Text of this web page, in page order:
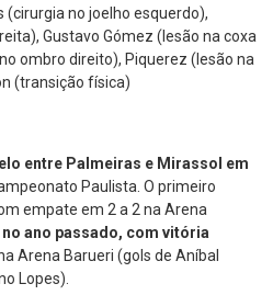
(cirurgia no joelho esquerdo),
Gustavo Gómez (lesão na coxa
ombro direito), Piquerez (lesão na
(transição física)
entre Palmeiras e Mirassol em
Paulista. O primeiro
empate em 2 a 2 na Arena
ano passado, com vitória
Arena Barueri (gols de Aníbal
Lopes).